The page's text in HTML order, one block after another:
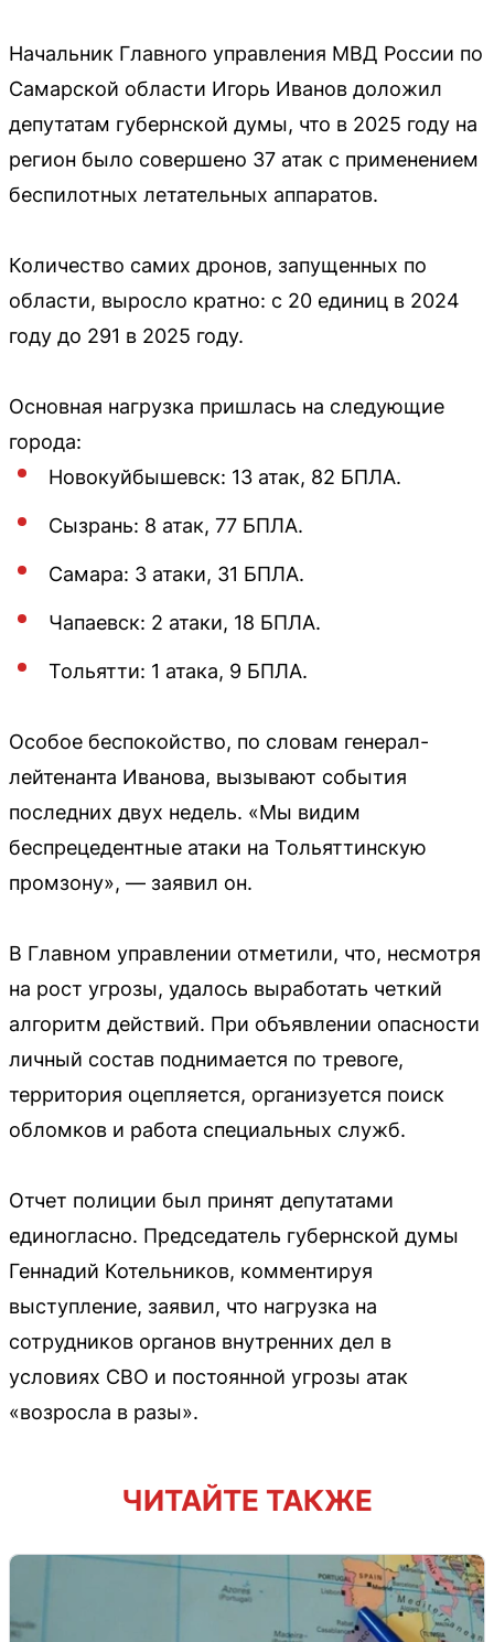
Начальник Главного управления МВД России по
Самарской области Игорь Иванов доложил
депутатам губернской думы, что в 2025 году на
регион было совершено 37 атак с применением
беспилотных летательных аппаратов.
Количество самих дронов, запущенных по
области, выросло кратно: с 20 единиц в 2024
году до 291 в 2025 году.
Основная нагрузка пришлась на следующие
города:
Новокуйбышевск: 13 атак, 82 БПЛА.
Сызрань: 8 атак, 77 БПЛА.
Самара: 3 атаки, 31 БПЛА.
Чапаевск: 2 атаки, 18 БПЛА.
Тольятти: 1 атака, 9 БПЛА.
Особое беспокойство, по словам генерал-
лейтенанта Иванова, вызывают события
последних двух недель. «Мы видим
беспрецедентные атаки на Тольяттинскую
промзону», — заявил он.
В Главном управлении отметили, что, несмотря
на рост угрозы, удалось выработать четкий
алгоритм действий. При объявлении опасности
личный состав поднимается по тревоге,
территория оцепляется, организуется поиск
обломков и работа специальных служб.
Отчет полиции был принят депутатами
единогласно. Председатель губернской думы
Геннадий Котельников, комментируя
выступление, заявил, что нагрузка на
сотрудников органов внутренних дел в
условиях СВО и постоянной угрозы атак
«возросла в разы».
ЧИТАЙТЕ ТАКЖЕ